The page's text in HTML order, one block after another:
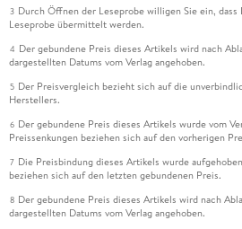
3 Durch Öffnen der Leseprobe willigen Sie ein, dass
Leseprobe übermittelt werden.
4 Der gebundene Preis dieses Artikels wird nach
dargestellten Datums vom Verlag angehoben.
5 Der Preisvergleich bezieht sich auf die
Herstellers.
6 Der gebundene Preis dieses Artikels wurde vom
Preissenkungen beziehen sich auf den vorherigen
7 Die Preisbindung dieses Artikels wurde
beziehen sich auf den letzten gebundenen Preis.
8 Der gebundene Preis dieses Artikels wird nach
dargestellten Datums vom Verlag angehoben.